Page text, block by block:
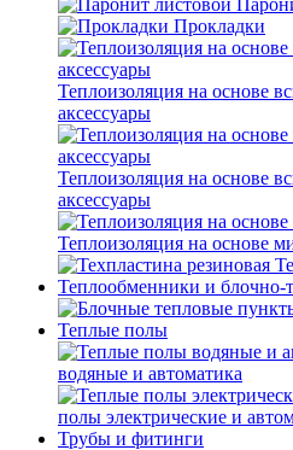
Прокладки
Теплоизоляция на основе
аксессуары
Теплоизоляция на основе
аксессуары
Теплоизоляция на основе
Теплообменники и блочно-
Теплые полы
водяные и автоматика
полы электрические и
Трубы и фитинги